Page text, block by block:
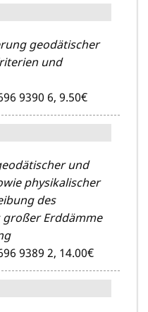
geodätischer
und
9390 6, 9.50€
und
physikalischer
des
Erddämme
9389 2, 14.00€